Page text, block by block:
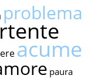
problema
acume
paura